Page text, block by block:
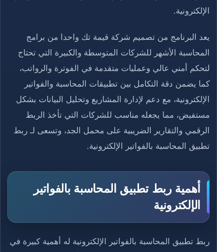
الإلكترونية.
يعد البرنامج من تصميم شركة قيمة تك واحدا من برامج
المحاسبة الأشهر للشركات المتوسطة والكبيرة التي تحتاج
لتحكم أمني عالي وعمليات متقدمة في الفوترة والرواتب،
كما يضمن دقة التكامل بين تطبيقات المحاسبة والفواتير
الإلكترونية، مع دعم لإدارة المشاريع وتحليل البيانات بشكل
مستفيض، مما يجعله مناسب للشركات التي تأخذ الربط
الرقمي والتقارير الضريبية على محمل الجد، وتسعى لـ ربط
تطبيق المحاسبة بالفواتير الإلكترونية.
أهمية ربط تطبيق المحاسبة بالفواتير
الإلكترونية
ربط تطبيق المحاسبة بالفواتير الإلكترونية له أهمية كبيرة في